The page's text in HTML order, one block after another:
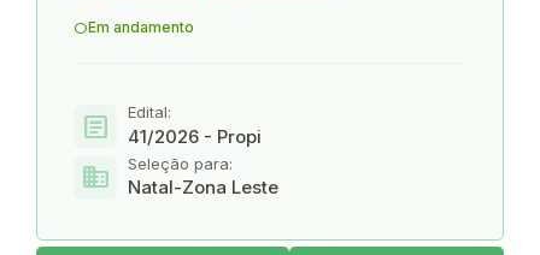
Em andamento
article Edital:
41/2026 - Propi
domain Seleção para:
Natal-Zona Leste